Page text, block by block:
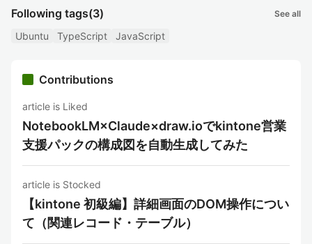
Following tags(3) See all
Ubuntu TypeScript JavaScript
Contributions
article is Liked
NotebookLM×Claude×draw.ioでkintone営業
支援パックの構成図を自動生成してみた
article is Stocked
【kintone 初級編】詳細画面のDOM操作につい
て（関連レコード・テーブル）